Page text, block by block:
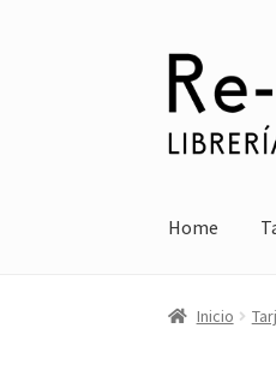
Ir
navegación
Ir
Home
Inicio